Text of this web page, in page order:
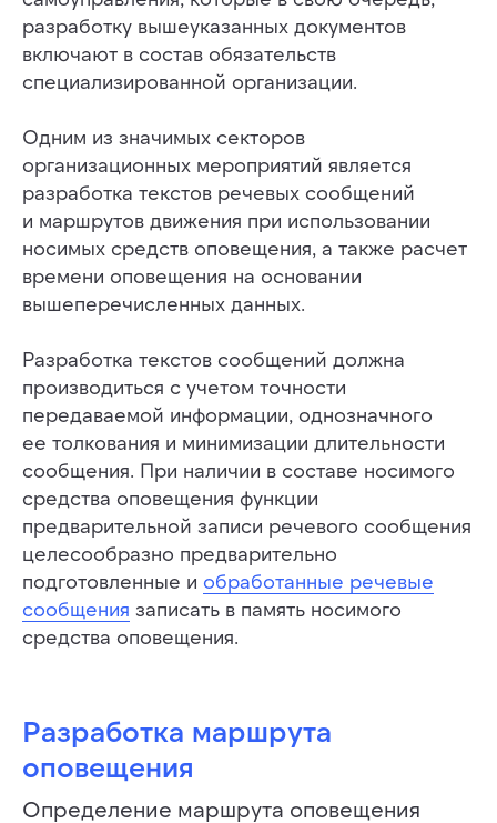
разработку вышеуказанных документов
включают в состав обязательств
специализированной организации.
Одним из значимых секторов
организационных мероприятий является
разработка текстов речевых сообщений
и маршрутов движения при использовании
носимых средств оповещения, а также расчет
времени оповещения на основании
вышеперечисленных данных.
Разработка текстов сообщений должна
производиться с учетом точности
передаваемой информации, однозначного
ее толкования и минимизации длительности
сообщения. При наличии в составе носимого
средства оповещения функции
предварительной записи речевого сообщения
целесообразно предварительно
подготовленные и обработанные речевые
сообщения записать в память носимого
средства оповещения.
Разработка маршрута
оповещения
Определение маршрута оповещения